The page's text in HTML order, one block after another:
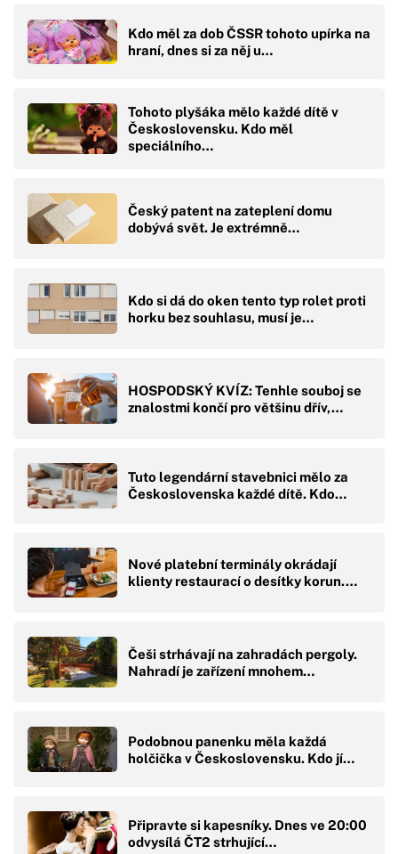
Kdo měl za dob ČSSR tohoto upírka na
hraní, dnes si za něj u…
Tohoto plyšáka mělo každé dítě v
Československu. Kdo měl
speciálního…
Český patent na zateplení domu
dobývá svět. Je extrémně…
Kdo si dá do oken tento typ rolet proti
horku bez souhlasu, musí je…
HOSPODSKÝ KVÍZ: Tenhle souboj se
znalostmi končí pro většinu dřív,…
Tuto legendární stavebnici mělo za
Československa každé dítě. Kdo…
Nové platební terminály okrádají
klienty restaurací o desítky korun.…
Češi strhávají na zahradách pergoly.
Nahradí je zařízení mnohem…
Podobnou panenku měla každá
holčička v Československu. Kdo jí…
Připravte si kapesníky. Dnes ve 20:00
odvysílá ČT2 strhující…